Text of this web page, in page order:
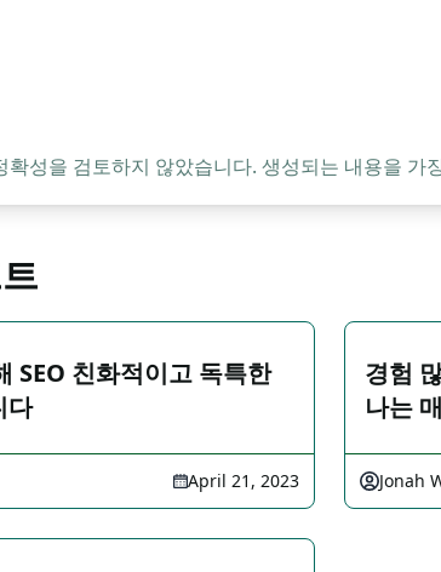
확성을 검토하지 않았습니다. 생성되는 내용을
SEO 친화적이고 독특한
다
April 21, 2023
경험
나는
Jonah